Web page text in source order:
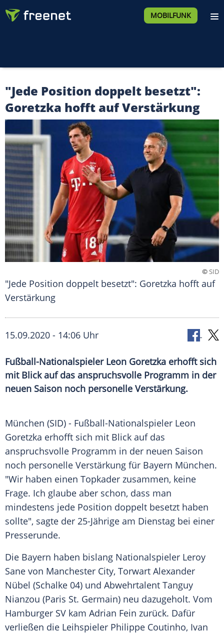
MOBILFUNK
"Jede Position doppelt besetzt":
Goretzka hofft auf Verstärkung
©SID
"Jede Position doppelt besetzt": Goretzka hofft auf
Verstärkung
15.09.2020 - 14:06 Uhr
Fußball-Nationalspieler Leon Goretzka erhofft sich
mit Blick auf das anspruchsvolle Programm in der
neuen Saison noch personelle Verstärkung.
München (SID) - Fußball-Nationalspieler Leon
Goretzka erhofft sich mit Blick auf das
anspruchsvolle Programm in der neuen Saison
noch personelle Verstärkung für Bayern München.
"Wir haben einen Topkader zusammen, keine
Frage. Ich glaube aber schon, dass man
mindestens jede Position doppelt besetzt haben
sollte", sagte der 25-Jährige am Dienstag bei einer
Presserunde.
Die Bayern haben bislang Nationalspieler Leroy
Sane von Manchester City, Torwart Alexander
Nübel (Schalke 04) und Abwehrtalent Tanguy
Nianzou (Paris St. Germain) neu dazugeholt. Vom
Hamburger SV kam Adrian Fein zurück. Dafür
verließen die Leihspieler Philippe Coutinho, Ivan